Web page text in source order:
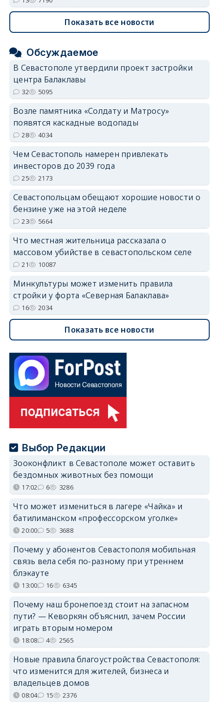
Показать все новости
Обсуждаемое
В Севастополе утвердили проект застройки
центра Балаклавы
32 5095
Возле памятника «Солдату и Матросу»
появятся каскадные водопады
28 4034
Чем Севастополь намерен привлекать
инвесторов до 2039 года
25 2173
Севастопольцам обещают хорошие новости о
бензине уже на этой неделе
23 5664
Что местная жительница рассказала о
массовом убийстве в севастопольском селе
21 10087
Минкультуры может изменить правила
стройки у форта «Северная Балаклава»
16 2034
Показать все новости
Выбор Редакции
Зооконфликт в Севастополе может оставить
бездомных животных без помощи
17:02 6 3286
Что может измениться в лагере «Чайка» и
батилиманском «профессорском уголке»
20:00 5 3688
Почему у абонентов Севастополя мобильная
связь вела себя по-разному при утреннем
блэкауте
13:00 16 6345
Почему наш бронепоезд стоит на запасном
пути? — Кеворкян объяснил, зачем России
играть вторым номером
18:08 4 2565
Новые правила благоустройства Севастополя:
что изменится для жителей, бизнеса и
владельцев домов
08:04 15 2376